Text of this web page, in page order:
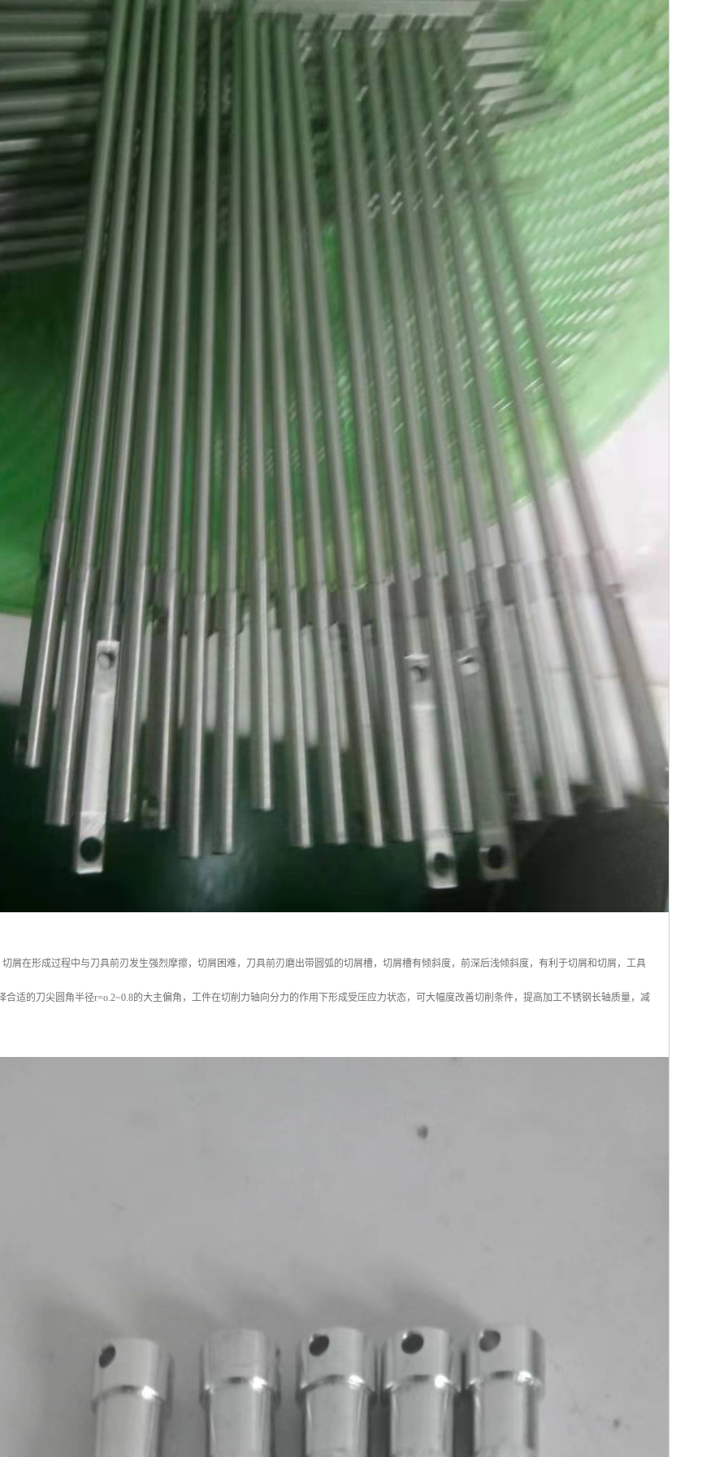
屑在形成过程中与刀具前刃发生强烈摩擦，切屑困难，刀具前刃磨出带圆弧的切屑槽，切屑槽有倾斜度，前深后浅倾斜度，有利于切屑和切屑，工具
合适的刀尖圆角半径r=o.2~0.8的大主偏角，工件在切削力轴向分力的作用下形成受压应力状态，可大幅度改善切削条件，提高加工不锈钢长轴质量，减